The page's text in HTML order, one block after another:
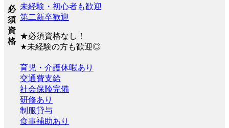
必
須
資
格
未経験・初心者も歓迎
第二新卒歓迎
★必須資格なし！
★未経験の方も歓迎◎
育児・介護休暇あり
交通費支給
社会保険完備
研修あり
制服貸与
食事補助あり